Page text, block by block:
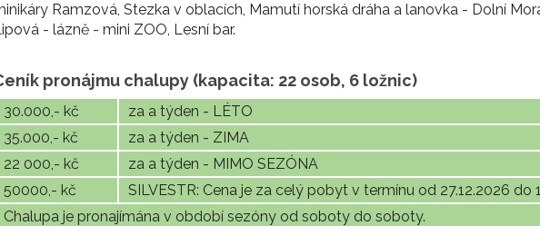
Ramzová, Stezka v oblacích, Mamutí horská dráha a lanovka - Dolní
- lázně - mini ZOO, Lesní bar.
pronájmu chalupy (kapacita: 22 osob, 6 ložnic)
30.000,- kč
za a týden - LÉTO
35.000,- kč
za a týden - ZIMA
22 000,- kč
za a týden - MIMO SEZÓNA
50000,- kč
SILVESTR: Cena je za celý pobyt v termínu od 27.12.2026 do
Chalupa je pronajímána v období sezóny od soboty do soboty.